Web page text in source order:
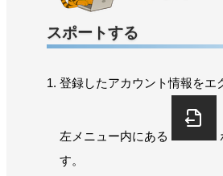
スポートする
登録したアカウント情報をエ
左メニュー内にある
す。